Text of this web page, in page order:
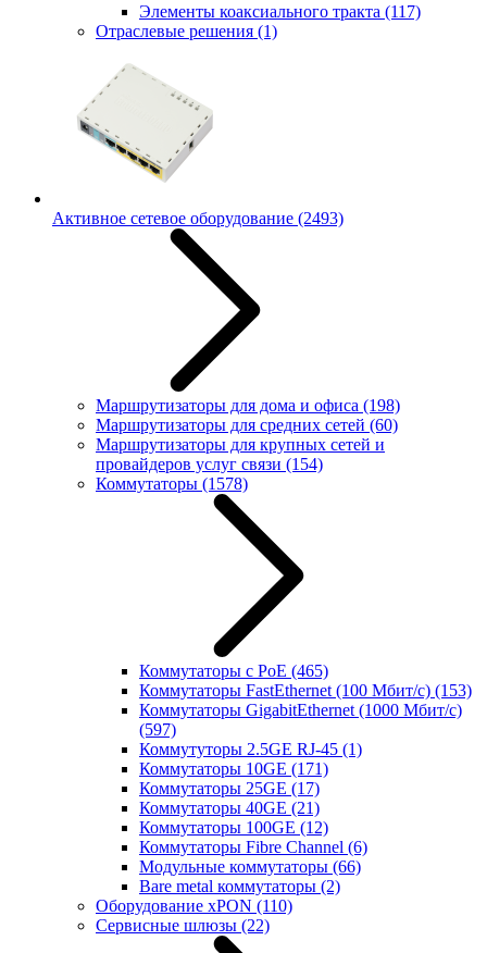
Элементы коаксиального тракта (117)
Отраслевые решения (1)
Активное сетевое оборудование (2493)
Маршрутизаторы для дома и офиса (198)
Маршрутизаторы для средних сетей (60)
Маршрутизаторы для крупных сетей и
провайдеров услуг связи (154)
Коммутаторы (1578)
Коммутаторы с PoE (465)
Коммутаторы FastEthernet (100 Мбит/с) (153)
Коммутаторы GigabitEthernet (1000 Мбит/с)
(597)
Коммутуторы 2.5GE RJ-45 (1)
Коммутаторы 10GE (171)
Коммутаторы 25GE (17)
Коммутаторы 40GE (21)
Коммутаторы 100GE (12)
Коммутаторы Fibre Channel (6)
Модульные коммутаторы (66)
Bare metal коммутаторы (2)
Оборудование xPON (110)
Сервисные шлюзы (22)